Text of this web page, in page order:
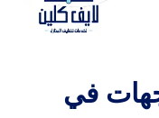
في